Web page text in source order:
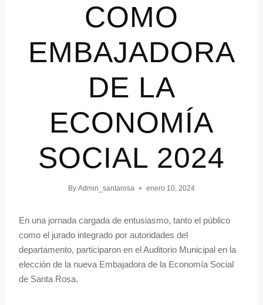
COMO
EMBAJADORA
DE LA
ECONOMÍA
SOCIAL 2024
By Admin_santarosa enero 10, 2024
En una jornada cargada de entusiasmo, tanto el público
como el jurado integrado por autoridades del
departamento, participaron en el Auditorio Municipal en la
elección de la nueva Embajadora de la Economía Social
de Santa Rosa.